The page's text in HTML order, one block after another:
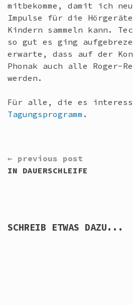
mitbekomme, damit ich
Impulse für die
Kindern sammeln kann.
so gut es ging
erwarte, dass auf der
Phonak auch alle Roger-
werden.
Für alle, die es
Tagungsprogramm .
READING
← previous post
IN DAUERSCHLEIFE
SCHREIB ETWAS DAZU...